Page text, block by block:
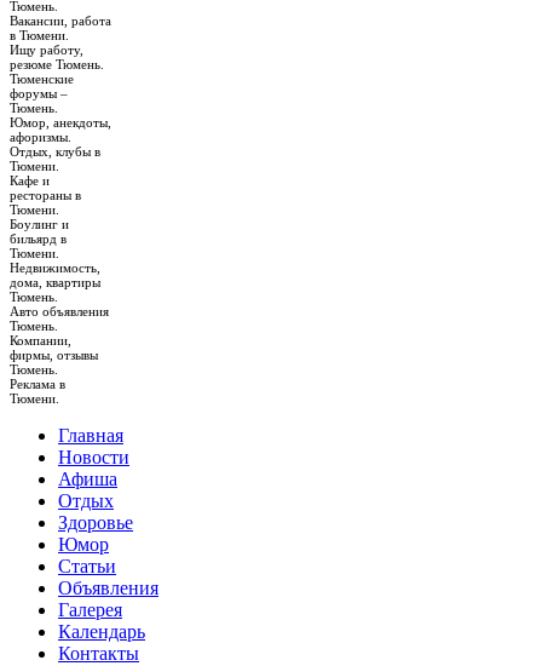
Тюмень.
Вакансии, работа
в Тюмени.
Ищу работу,
резюме Тюмень.
Тюменские
форумы –
Тюмень.
Юмор, анекдоты,
афоризмы.
Отдых, клубы в
Тюмени.
Кафе и
рестораны в
Тюмени.
Боулинг и
бильярд в
Тюмени.
Недвижимость,
дома, квартиры
Тюмень.
Авто объявления
Тюмень.
Компании,
фирмы, отзывы
Тюмень.
Реклама в
Тюмени.
Главная
Новости
Афиша
Отдых
Здоровье
Юмор
Статьи
Объявления
Галерея
Календарь
Контакты